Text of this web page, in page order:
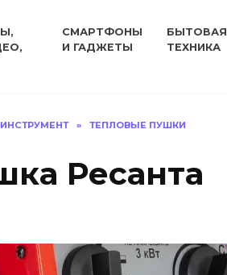
СМАРТФОНЫ
И ГАДЖЕТЫ
БЫТОВАЯ
ТЕХНИКА
» ТЕПЛОВЫЕ ПУШКИ
Ресанта